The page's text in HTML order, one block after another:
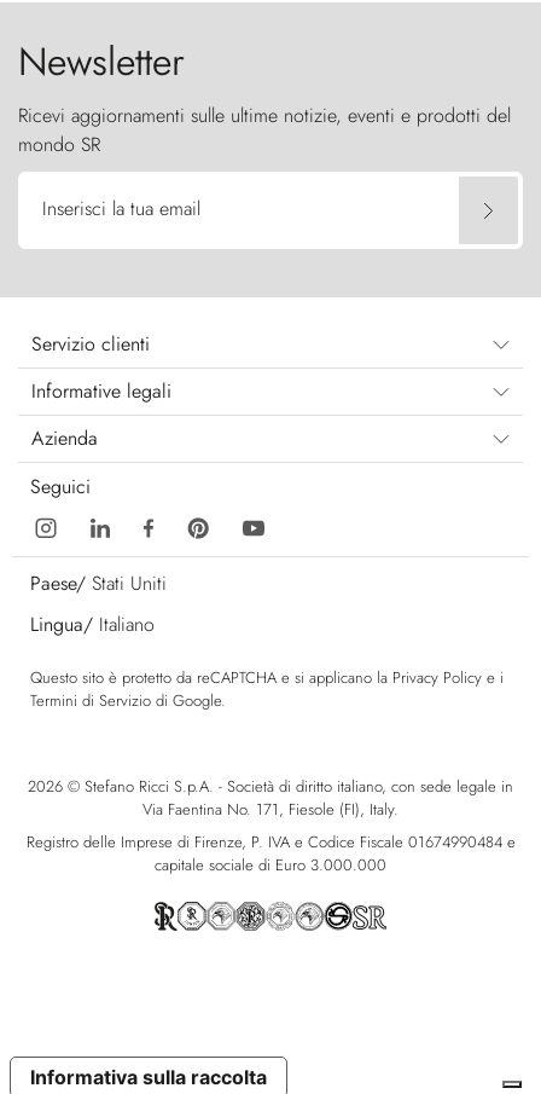
Newsletter
Ricevi aggiornamenti sulle ultime notizie, eventi e prodotti del
mondo SR
Inserisci la tua email
Servizio clienti
Informative legali
Azienda
Seguici
Paese/ Stati Uniti
Lingua/ Italiano
Questo sito è protetto da reCAPTCHA e si applicano la Privacy Policy e i
Termini di Servizio di Google.
2026 © Stefano Ricci S.p.A. - Società di diritto italiano, con sede legale in
Via Faentina No. 171, Fiesole (FI), Italy.
Registro delle Imprese di Firenze, P. IVA e Codice Fiscale 01674990484 e
capitale sociale di Euro 3.000.000
Informativa sulla raccolta